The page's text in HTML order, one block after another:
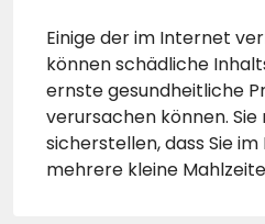
Einige der im Internet
können schädliche
ernste gesundheitliche
verursachen können. Sie
sicherstellen, dass Sie im
mehrere kleine